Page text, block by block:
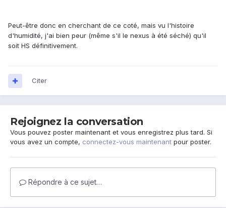
Peut-être donc en cherchant de ce coté, mais vu l'histoire
d'humidité, j'ai bien peur (même s'il le nexus à été séché) qu'il
soit HS définitivement.
Citer
Rejoignez la conversation
Vous pouvez poster maintenant et vous enregistrez plus tard. Si
vous avez un compte, connectez-vous maintenant pour poster.
Répondre à ce sujet…